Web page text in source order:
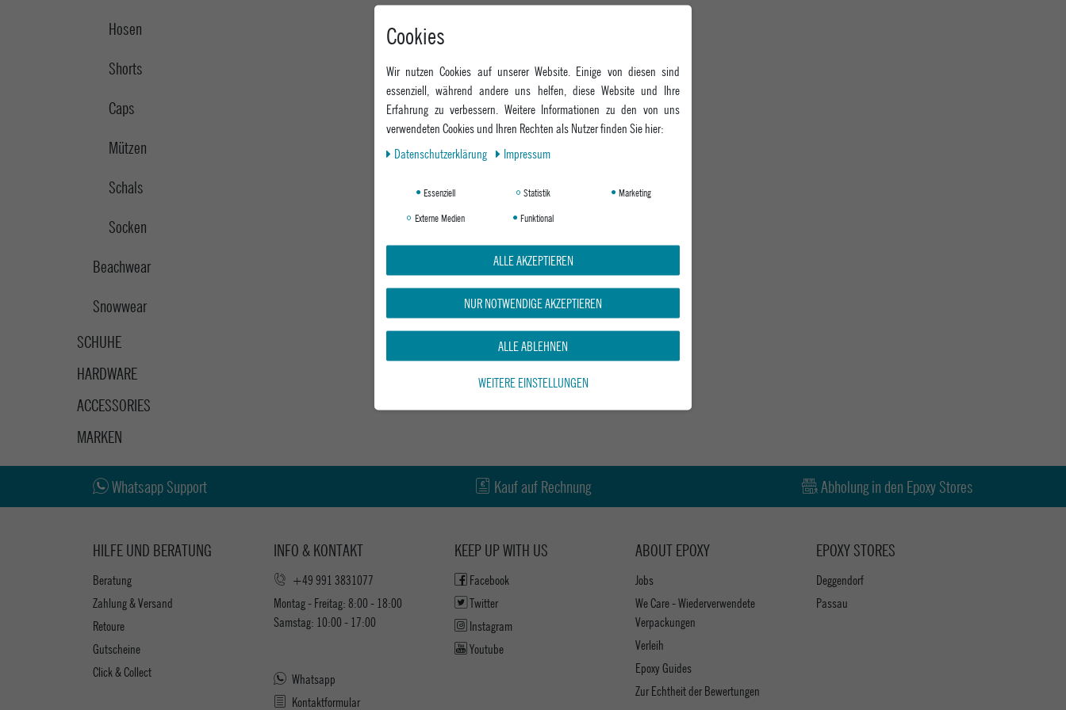
Hosen
Shorts
Caps
Mützen
Schals
Socken
Beachwear
Snowwear
SCHUHE
HARDWARE
ACCESSORIES
MARKEN
Whatsapp Support Kauf auf Rechnung Abholung in den Epoxy Stores
HILFE UND BERATUNG
Beratung
Zahlung & Versand
Retoure
Gutscheine
Click & Collect
INFO & KONTAKT
+49 991 3831077
Montag - Freitag: 8:00 - 18:00
Samstag: 10:00 - 17:00
Whatsapp
Kontaktformular
ABOUT EPOXY
Jobs
We Care - Wiederverwendete
Verpackungen
Verleih
Epoxy Guides
Zur Echtheit der Bewertungen
EPOXY STORES
Deggendorf
Passau
KEEP UP WITH US
Facebook
Twitter
Instagram
Youtube
Cookies
Wir nutzen Cookies auf unserer Website. Einige von diesen sind
essenziell, während andere uns helfen, diese Website und Ihre
Erfahrung zu verbessern. Weitere Informationen zu den von uns
verwendeten Cookies und Ihren Rechten als Nutzer finden Sie hier:
Daten­schutz­erklärung
Impressum
Essenziell Statistik
Marketing
Externe Medien
Funktional
ALLE AKZEPTIEREN
NUR NOTWENDIGE AKZEPTIEREN
ALLE ABLEHNEN
WEITERE EINSTELLUNGEN